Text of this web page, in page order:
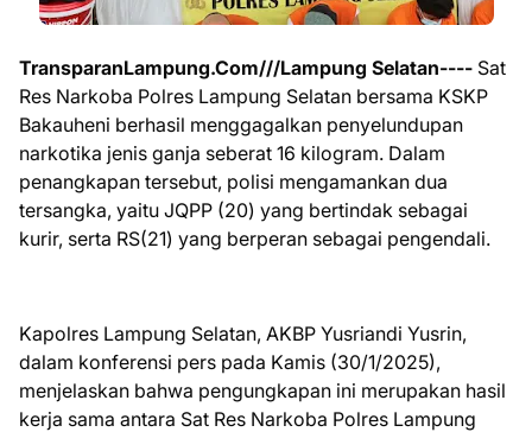
TransparanLampung.Com///Lampung Selatan---- Sat
Res Narkoba Polres Lampung Selatan bersama KSKP
Bakauheni berhasil menggagalkan penyelundupan
narkotika jenis ganja seberat 16 kilogram. Dalam
penangkapan tersebut, polisi mengamankan dua
tersangka, yaitu JQPP (20) yang bertindak sebagai
kurir, serta RS(21) yang berperan sebagai pengendali.
Kapolres Lampung Selatan, AKBP Yusriandi Yusrin,
dalam konferensi pers pada Kamis (30/1/2025),
menjelaskan bahwa pengungkapan ini merupakan hasil
kerja sama antara Sat Res Narkoba Polres Lampung